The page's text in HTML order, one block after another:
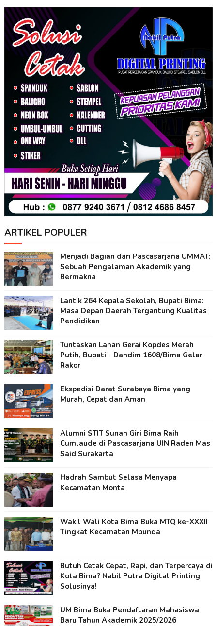
ARTIKEL POPULER
Menjadi Bagian dari Pascasarjana UMMAT:
Sebuah Pengalaman Akademik yang
Bermakna
Lantik 264 Kepala Sekolah, Bupati Bima:
Masa Depan Daerah Tergantung Kualitas
Pendidikan
Tuntaskan Lahan Gerai Kopdes Merah
Putih, Bupati - Dandim 1608/Bima Gelar
Rakor
Ekspedisi Darat Surabaya Bima yang
Murah, Cepat dan Aman
Alumni STIT Sunan Giri Bima Raih
Cumlaude di Pascasarjana UIN Raden Mas
Said Surakarta
Hadrah Sambut Selasa Menyapa
Kecamatan Monta
Wakil Wali Kota Bima Buka MTQ ke-XXXII
Tingkat Kecamatan Mpunda
Butuh Cetak Cepat, Rapi, dan Terpercaya di
Kota Bima? Nabil Putra Digital Printing
Solusinya!
UM Bima Buka Pendaftaran Mahasiswa
Baru Tahun Akademik 2025/2026